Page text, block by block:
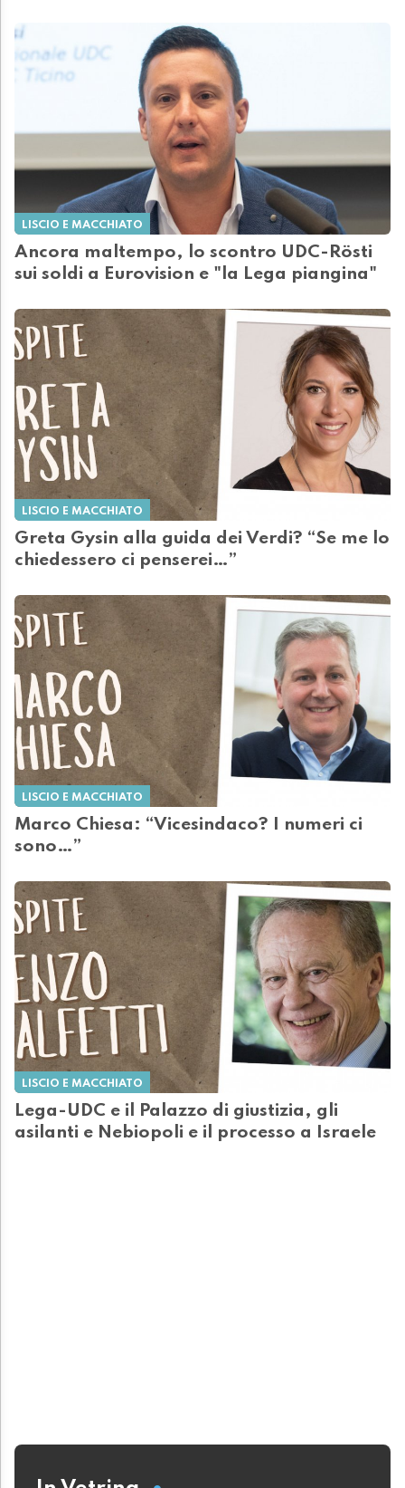
LISCIO E MACCHIATO
Ancora maltempo, lo scontro UDC-Rösti
sui soldi a Eurovision e "la Lega piangina"
LISCIO E MACCHIATO
Greta Gysin alla guida dei Verdi? “Se me lo
chiedessero ci penserei…”
LISCIO E MACCHIATO
Marco Chiesa: “Vicesindaco? I numeri ci
sono…”
LISCIO E MACCHIATO
Lega-UDC e il Palazzo di giustizia, gli
asilanti e Nebiopoli e il processo a Israele